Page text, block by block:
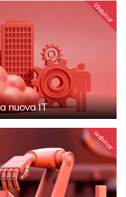
Webinar
nuova IT
webinar